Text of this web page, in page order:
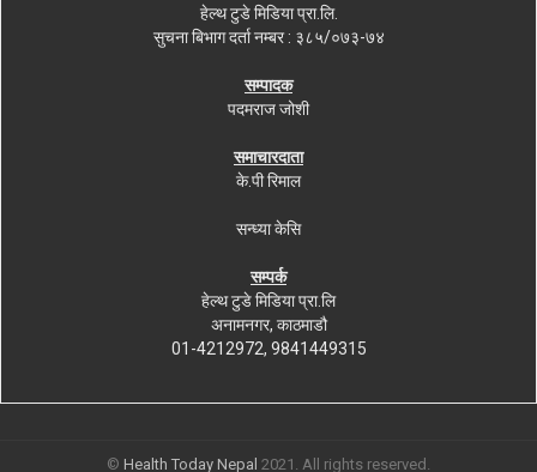
हेल्थ टुडे मिडिया प्रा.लि.
सुचना बिभाग दर्ता नम्बर : ३८५/०७३-७४
सम्पादक
पदमराज जोशी
समाचारदाता
के.पी रिमाल
सन्ध्या केसि
सम्पर्क
हेल्थ टुडे मिडिया प्रा.लि
अनामनगर, काठमाडौ
01-4212972, 9841449315
© Health Today Nepal 2021. All rights reserved.